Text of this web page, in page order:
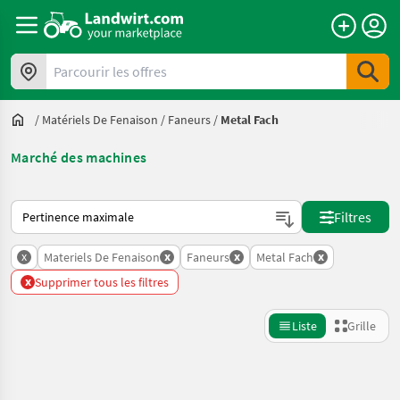
Parcourir les offres
/ Matériels De Fenaison / Faneurs / Metal Fach
Marché des machines
Voici comment les annonces sont triées sur Landwirt.com
Filtres
x Materiels De Fenaison x Faneurs x Metal Fach x
x Supprimer tous les filtres
Liste Grille